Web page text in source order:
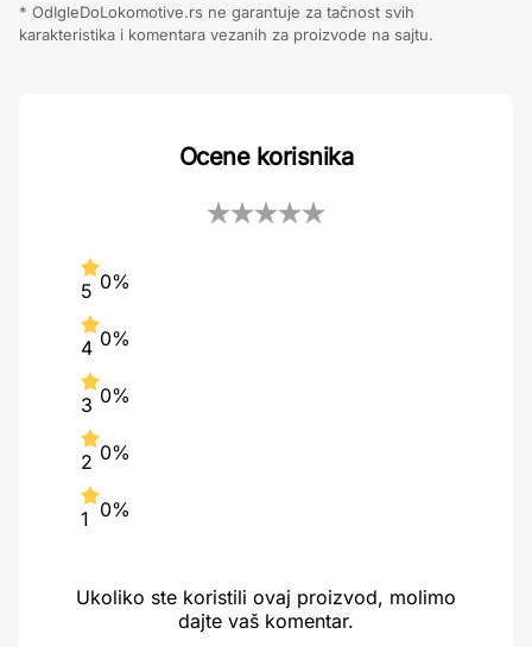
* OdIgleDoLokomotive.rs ne garantuje za tačnost svih
karakteristika i komentara vezanih za proizvode na sajtu.
Ocene korisnika
5 0%
4 0%
3 0%
2 0%
1 0%
Ukoliko ste koristili ovaj proizvod, molimo
dajte vaš komentar.